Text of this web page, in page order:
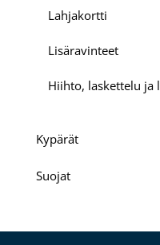
Lahjakortti
Lisäravinteet
Hiihto, laskettelu ja
Kypärät
Suojat